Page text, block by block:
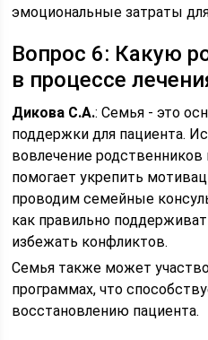
эмоциональные затраты
Вопрос 6: Какую
в процессе
Дикова С.А.: Семья - это
поддержки для пациента.
вовлечение родственников
помогает укрепить
проводим семейные
как правильно
избежать конфликтов.
Семья также может
программах, что
восстановлению пациента.